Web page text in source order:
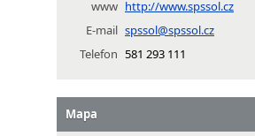
www http://www.spssol.cz
E-mail spssol@spssol.cz
Telefon 581 293 111
Mapa